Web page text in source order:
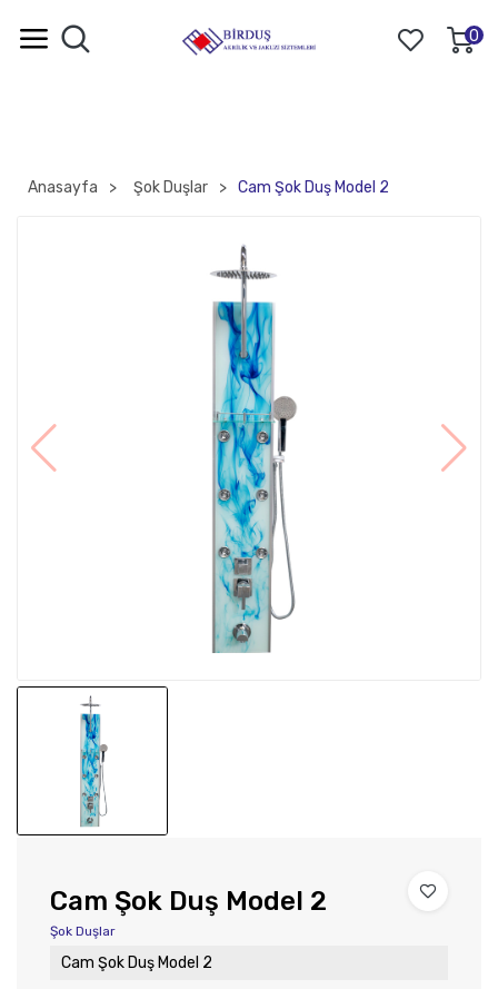
0
Anasayfa Şok Duşlar Cam Şok Duş Model 2
Cam Şok Duş Model 2
Şok Duşlar
Cam Şok Duş Model 2